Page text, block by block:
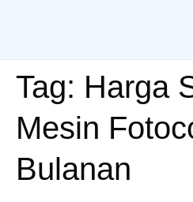
Tag: Harga
Mesin
Bulanan